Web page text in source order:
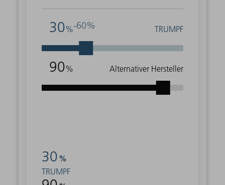
30%-60% TRUMPF
90% Alternativer Hersteller
30%
TRUMPF